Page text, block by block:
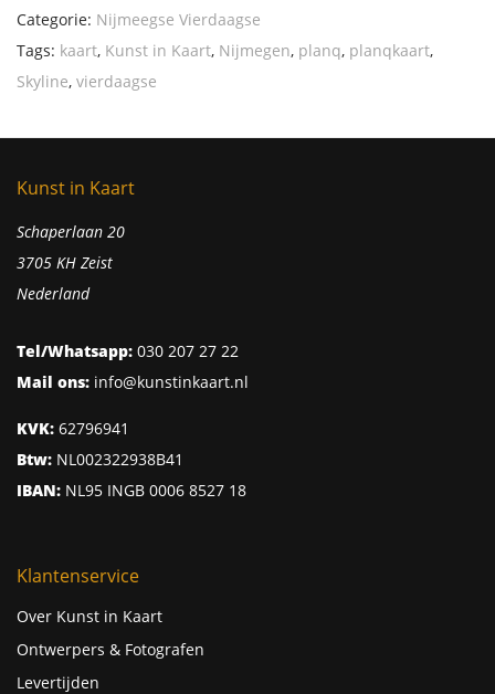
Categorie: Nijmeegse Vierdaagse
Tags: kaart, Kunst in Kaart, Nijmegen, planq, planqkaart,
Skyline, vierdaagse
Kunst in Kaart
Schaperlaan 20
3705 KH Zeist
Nederland
Tel/Whatsapp: 030 207 27 22
Mail ons: info@kunstinkaart.nl
KVK: 62796941
Btw: NL002322938B41
IBAN: NL95 INGB 0006 8527 18
Klantenservice
Over Kunst in Kaart
Ontwerpers & Fotografen
Levertijden